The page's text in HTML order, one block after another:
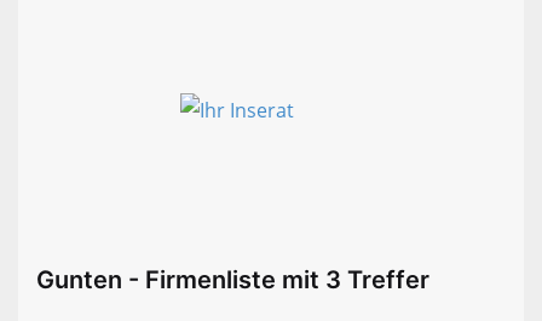
Gunten - Firmenliste mit 3 Treffer